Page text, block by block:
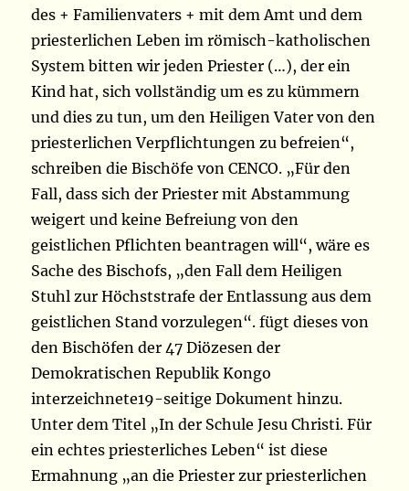
des + Familienvaters + mit dem Amt und dem
priesterlichen Leben im römisch-katholischen
System bitten wir jeden Priester (…), der ein
Kind hat, sich vollständig um es zu kümmern
und dies zu tun, um den Heiligen Vater von den
priesterlichen Verpflichtungen zu befreien“,
schreiben die Bischöfe von CENCO. „Für den
Fall, dass sich der Priester mit Abstammung
weigert und keine Befreiung von den
geistlichen Pflichten beantragen will“, wäre es
Sache des Bischofs, „den Fall dem Heiligen
Stuhl zur Höchststrafe der Entlassung aus dem
geistlichen Stand vorzulegen“. fügt dieses von
den Bischöfen der 47 Diözesen der
Demokratischen Republik Kongo
interzeichnete19-seitige Dokument hinzu.
Unter dem Titel „In der Schule Jesu Christi. Für
ein echtes priesterliches Leben“ ist diese
Ermahnung „an die Priester zur priesterlichen